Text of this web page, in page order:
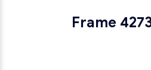
Frame